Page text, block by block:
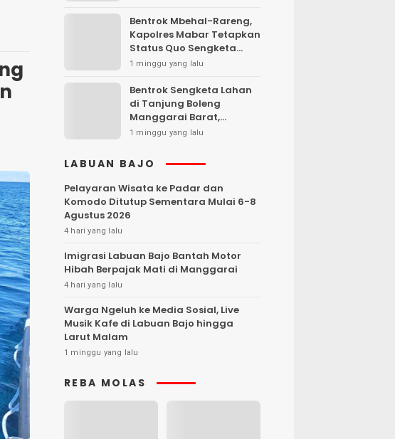
Bentrok Mbehal-Rareng,
Kapolres Mabar Tetapkan
Status Quo Sengketa
Lengkong Warang
1 minggu yang lalu
Bentrok Sengketa Lahan
di Tanjung Boleng
Manggarai Barat,
Kendaraan Dibakar
1 minggu yang lalu
LABUAN BAJO
Pelayaran Wisata ke Padar dan
Komodo Ditutup Sementara Mulai 6-8
Agustus 2026
4 hari yang lalu
Imigrasi Labuan Bajo Bantah Motor
Hibah Berpajak Mati di Manggarai
4 hari yang lalu
Warga Ngeluh ke Media Sosial, Live
Musik Kafe di Labuan Bajo hingga
Larut Malam
1 minggu yang lalu
REBA MOLAS